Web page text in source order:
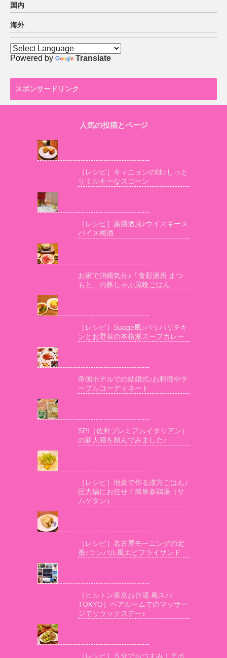
国内
海外
Powered by Translate
スポンサードリンク
人気の投稿とページ
［レシピ］キィニョンの味♪しっと
りミルキーなスコーン
［レシピ］薬膳酒風♪ウイスキース
パイス梅酒
お家で沖縄気分♪「食彩酒房 まつ
もと」の豚しゃぶ風晩ごはん
［レシピ］Suage風♪パリパリチキ
ンとお野菜の本格派スープカレー
帝国ホテルでの結婚式♪お料理やテ
ーブルコーディネート
SPI（佐野プレミアムイタリアン）
の新人箱を頼んでみました♪
［レシピ］地黄で作る漢方ごはん♪
圧力鍋にお任せ！簡単参鶏湯（サ
ムゲタン）
［レシピ］名古屋モーニングの定
番♪コンパル風エビフライサンド
［ヒルトン東京お台場 庵スパ
TOKYO］ペアルームでのマッサー
ジでリラックスデー♪
［レシピ］５分でおつまみ！アボ